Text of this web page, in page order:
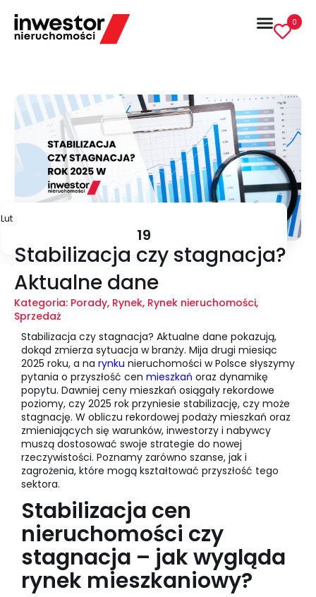
0
Lut
19
Stabilizacja czy stagnacja?
Aktualne dane
Kategoria: Porady, Rynek, Rynek nieruchomości,
Sprzedaż
Stabilizacja czy stagnacja? Aktualne dane pokazują,
dokąd zmierza sytuacja w branży. Mija drugi miesiąc
2025 roku, a na rynku nieruchomości w Polsce słyszymy
pytania o przyszłość cen mieszkań oraz dynamikę
popytu. Dawniej ceny mieszkań osiągały rekordowe
poziomy, czy 2025 rok przyniesie stabilizację, czy może
stagnację. W obliczu rekordowej podaży mieszkań oraz
zmieniających się warunków, inwestorzy i nabywcy
muszą dostosować swoje strategie do nowej
rzeczywistości. Poznamy zarówno szanse, jak i
zagrożenia, które mogą kształtować przyszłość tego
sektora.
Stabilizacja cen
nieruchomości czy
stagnacja – jak wygląda
rynek mieszkaniowy?